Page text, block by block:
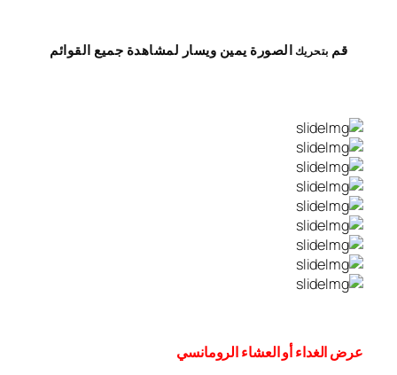
قم بتحريك الصورة يمين ويسار لمشاهدة جميع القوائم
عرض الغداء أو العشاء الرومانسي